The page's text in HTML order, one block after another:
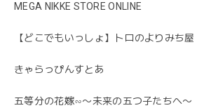
MEGA NIKKE STORE ONLINE
【どこでもいっしょ】トロのよりみち屋
きゃらっぴんすとあ
五等分の花嫁∽〜未来の五つ子たちへ〜